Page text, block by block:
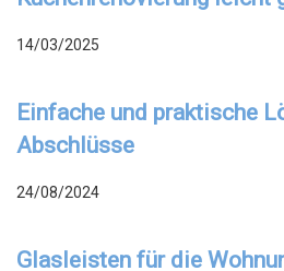
14/03/2025
Einfache und praktische
Abschlüsse
24/08/2024
Glasleisten für die